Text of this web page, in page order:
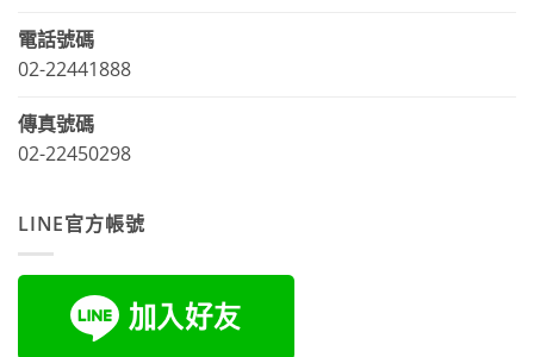
電話號碼
02-22441888
傳真號碼
02-22450298
LINE官方帳號